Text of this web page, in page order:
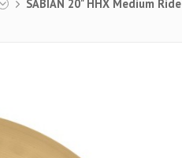
SABIAN 20" HHX Medium Ride